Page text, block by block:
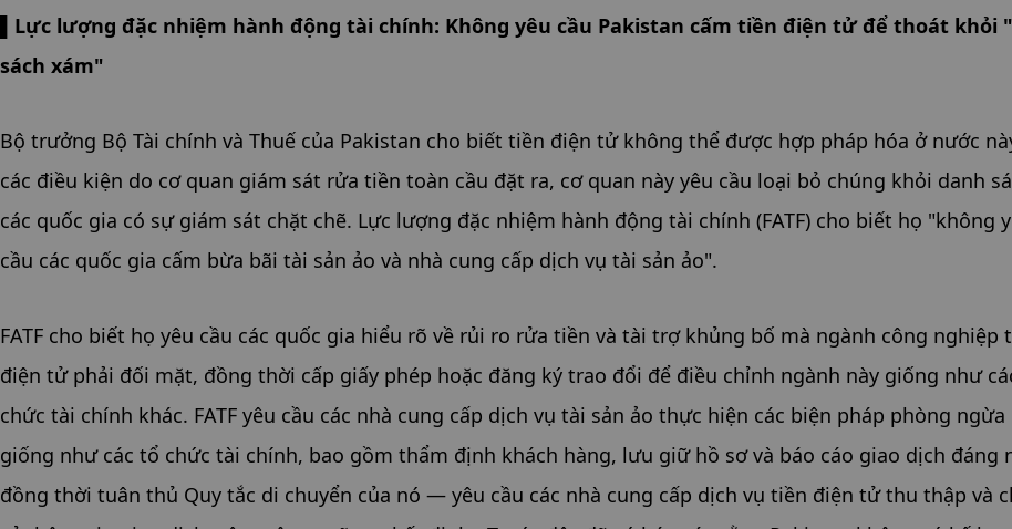
▌Lực lượng đặc nhiệm hành động tài chính: Không yêu cầu Pakistan cấm tiền điện tử để thoát khỏi
sách xám"
Bộ trưởng Bộ Tài chính và Thuế của Pakistan cho biết tiền điện tử không thể được hợp pháp hóa ở nước
các điều kiện do cơ quan giám sát rửa tiền toàn cầu đặt ra, cơ quan này yêu cầu loại bỏ chúng khỏi danh
các quốc gia có sự giám sát chặt chẽ. Lực lượng đặc nhiệm hành động tài chính (FATF) cho biết họ "không
cầu các quốc gia cấm bừa bãi tài sản ảo và nhà cung cấp dịch vụ tài sản ảo".
FATF cho biết họ yêu cầu các quốc gia hiểu rõ về rủi ro rửa tiền và tài trợ khủng bố mà ngành công nghiệp
điện tử phải đối mặt, đồng thời cấp giấy phép hoặc đăng ký trao đổi để điều chỉnh ngành này giống như
chức tài chính khác. FATF yêu cầu các nhà cung cấp dịch vụ tài sản ảo thực hiện các biện pháp phòng ngừa
giống như các tổ chức tài chính, bao gồm thẩm định khách hàng, lưu giữ hồ sơ và báo cáo giao dịch đáng
đồng thời tuân thủ Quy tắc di chuyển của nó — yêu cầu các nhà cung cấp dịch vụ tiền điện tử thu thập và